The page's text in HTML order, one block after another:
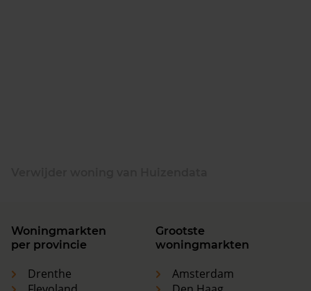
Woningmarkten
per provincie
Drenthe
Grootste
woningmarkten
Amsterdam